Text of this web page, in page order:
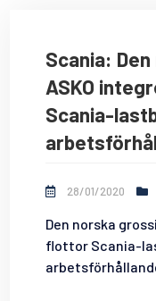
Scania:
ASKO
Scania-
28/01/2020
Den norska
flottor Scania-